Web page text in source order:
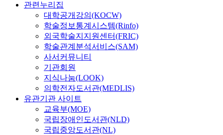
관련누리집
대학공개강의(KOCW)
학술정보통계시스템(Rinfo)
외국학술지지원센터(FRIC)
학술관계분석서비스(SAM)
사서커뮤니티
기관회원
지식나눔(LOOK)
의학전자도서관(MEDLIS)
유관기관 사이트
교육부(MOE)
국립장애인도서관(NLD)
국립중앙도서관(NL)